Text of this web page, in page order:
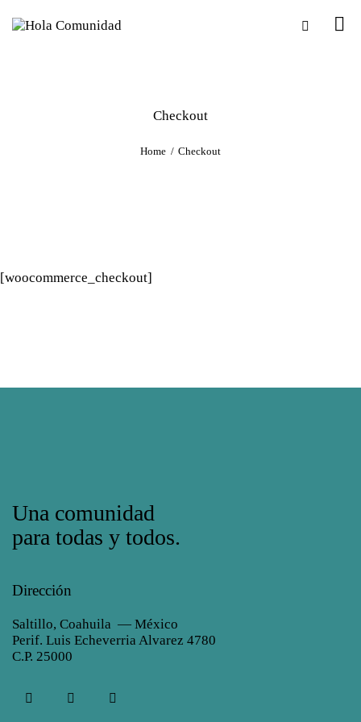
Checkout
Home Checkout
[woocommerce_checkout]
Una comunidad
para todas y todos.
Dirección
Saltillo, Coahuila — México
Perif. Luis Echeverria Alvarez 4780
C.P. 25000